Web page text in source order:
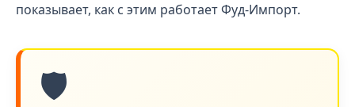
показывает, как с этим работает Фуд-Импорт.
🛡️